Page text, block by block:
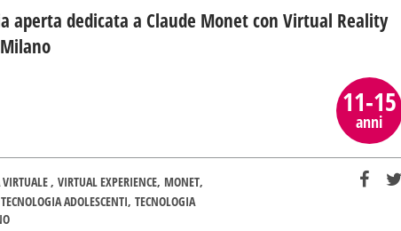
aperta dedicata a Claude Monet con Virtual Reality
11-15
anni
VIRTUALE VIRTUAL EXPERIENCE MONET
TECNOLOGIA ADOLESCENTI TECNOLOGIA